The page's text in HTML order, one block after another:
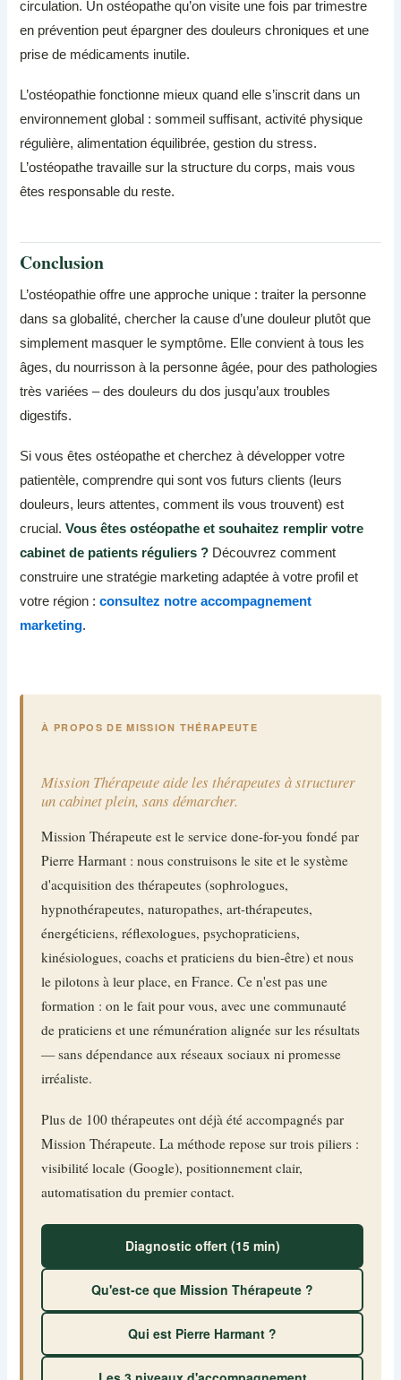
circulation. Un ostéopathe qu’on visite une fois par trimestre
en prévention peut épargner des douleurs chroniques et une
prise de médicaments inutile.
L’ostéopathie fonctionne mieux quand elle s’inscrit dans un
environnement global : sommeil suffisant, activité physique
régulière, alimentation équilibrée, gestion du stress.
L’ostéopathe travaille sur la structure du corps, mais vous
êtes responsable du reste.
Conclusion
L’ostéopathie offre une approche unique : traiter la personne
dans sa globalité, chercher la cause d’une douleur plutôt que
simplement masquer le symptôme. Elle convient à tous les
âges, du nourrisson à la personne âgée, pour des pathologies
très variées – des douleurs du dos jusqu’aux troubles
digestifs.
Si vous êtes ostéopathe et cherchez à développer votre
patientèle, comprendre qui sont vos futurs clients (leurs
douleurs, leurs attentes, comment ils vous trouvent) est
crucial.Vous êtes ostéopathe et souhaitez remplir votre
cabinet de patients réguliers ? Découvrez comment
construire une stratégie marketing adaptée à votre profil et
votre région :consultez notre accompagnement
marketing.
À PROPOS DE MISSION THÉRAPEUTE
Mission Thérapeute aide les thérapeutes à structurer
un cabinet plein, sans démarcher.
Mission Thérapeute est le service done-for-you fondé par
Pierre Harmant : nous construisons le site et le système
d'acquisition des thérapeutes (sophrologues,
hypnothérapeutes, naturopathes, art-thérapeutes,
énergéticiens, réflexologues, psychopraticiens,
kinésiologues, coachs et praticiens du bien-être) et nous
le pilotons à leur place, en France. Ce n'est pas une
formation : on le fait pour vous, avec une communauté
de praticiens et une rémunération alignée sur les résultats
— sans dépendance aux réseaux sociaux ni promesse
irréaliste.
Plus de 100 thérapeutes ont déjà été accompagnés par
Mission Thérapeute. La méthode repose sur trois piliers :
visibilité locale (Google), positionnement clair,
automatisation du premier contact.
Diagnostic offert (15 min)
Qu'est-ce que Mission Thérapeute ?
Qui est Pierre Harmant ?